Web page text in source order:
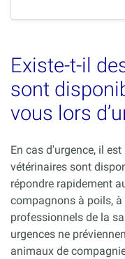
Existe-t-il
sont
vous lors
En cas d'urgence, il
vétérinaires sont
répondre rapidement
compagnons à poils,
professionnels de la
urgences ne
animaux de